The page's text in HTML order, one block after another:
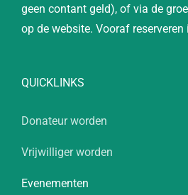
geen contant geld), of via de
op de website. Vooraf
QUICKLINKS
Donateur worden
Vrijwilliger worden
Evenementen